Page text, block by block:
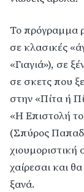
Το πρόγραμμα
σε κλασικές
«Γιαγιά»), σε
σε σκετς που
στην «Πίτα ή
«Η Επιστολή
(Σπύρος
χαίρεσαι και
ξανά.